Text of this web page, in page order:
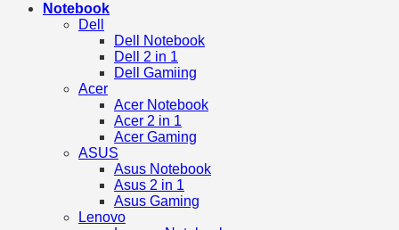
Notebook
Dell
Dell Notebook
Dell 2 in 1
Dell Gamiing
Acer
Acer Notebook
Acer 2 in 1
Acer Gaming
ASUS
Asus Notebook
Asus 2 in 1
Asus Gaming
Lenovo